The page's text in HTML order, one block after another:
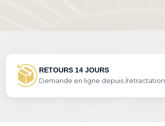
RETOURS 14 JOURS
Demande en ligne depuis /retractation.